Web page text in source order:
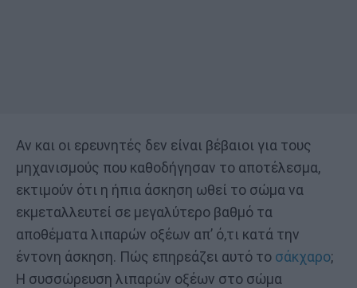
Αν και οι ερευνητές δεν είναι βέβαιοι για τους
μηχανισμούς που καθοδήγησαν το αποτέλεσμα,
εκτιμούν ότι η ήπια άσκηση ωθεί το σώμα να
εκμεταλλευτεί σε μεγαλύτερο βαθμό τα
αποθέματα λιπαρών οξέων απ’ ό,τι κατά την
έντονη άσκηση. Πώς επηρεάζει αυτό το σάκχαρο;
Η συσσώρευση λιπαρών οξέων στο σώμα